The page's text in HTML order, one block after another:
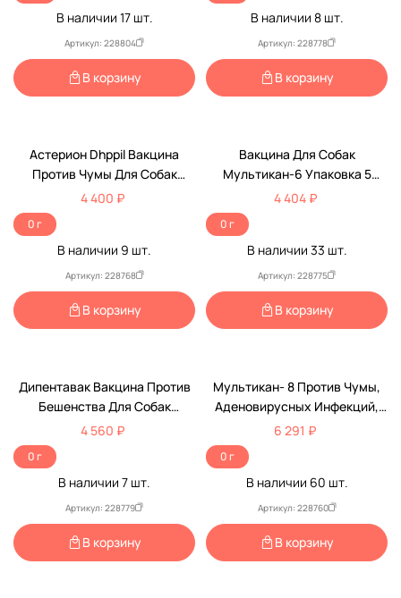
В наличии 17шт.
Артикул: 228804
В корзину
В наличии 8шт.
Артикул: 228778
В корзину
Астерион Dhppil Вакцина
Против Чумы Для Собак
Упаковка 5 Доз(Чв)
4 400 ₽
0 г
В наличии 9 шт.
Артикул: 228768
В корзину
Вакцина Для Собак
Мультикан-6 Упаковка 5
Доз(Чв)
4 404 ₽
0 г
В наличии 33 шт.
Артикул: 228775
В корзину
Дипентавак Вакцина Против
Бешенства Для Собак
Упаковка 5 Доз(Чв)
4 560 ₽
0 г
В наличии 7 шт.
Артикул: 228779
В корзину
Мультикан- 8 Против Чумы,
Аденовирусных Инфекций,
Парвовирусного И
Коронавирусного Энтеритов,
Лептоспироза И Бешенства
Для Собак 5 Доз Упаковка
(Чв)
6 291 ₽
0 г
В наличии 60 шт.
Артикул: 228760
В корзину